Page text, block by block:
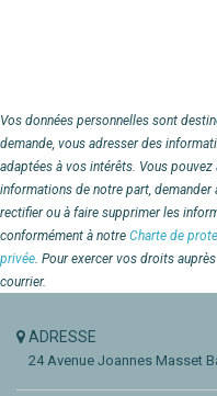
Vos données personnelles sont
demande, vous adresser des
adaptées à vos intérêts. Vous
informations de notre part, demander
rectifier ou à faire supprimer les
conformément à notre Charte de
privée. Pour exercer vos droits
courrier.
ADRESSE
24 Avenue Joannes Masset